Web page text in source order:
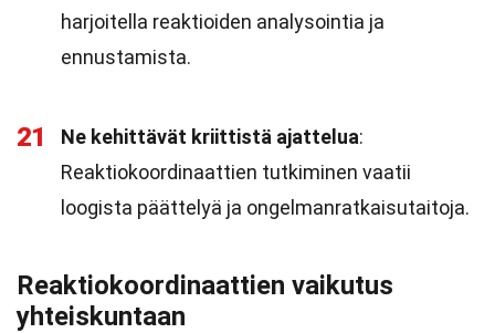
harjoitella reaktioiden analysointia ja
ennustamista.
21 Ne kehittävät kriittistä ajattelua:
Reaktiokoordinaattien tutkiminen vaatii
loogista päättelyä ja ongelmanratkaisutaitoja.
Reaktiokoordinaattien vaikutus
yhteiskuntaan